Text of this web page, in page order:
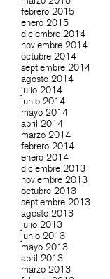
febrero 2015
enero 2015
diciembre 2014
noviembre 2014
octubre 2014
septiembre 2014
agosto 2014
julio 2014
junio 2014
mayo 2014
abril 2014
marzo 2014
febrero 2014
enero 2014
diciembre 2013
noviembre 2013
octubre 2013
septiembre 2013
agosto 2013
julio 2013
junio 2013
mayo 2013
abril 2013
marzo 2013